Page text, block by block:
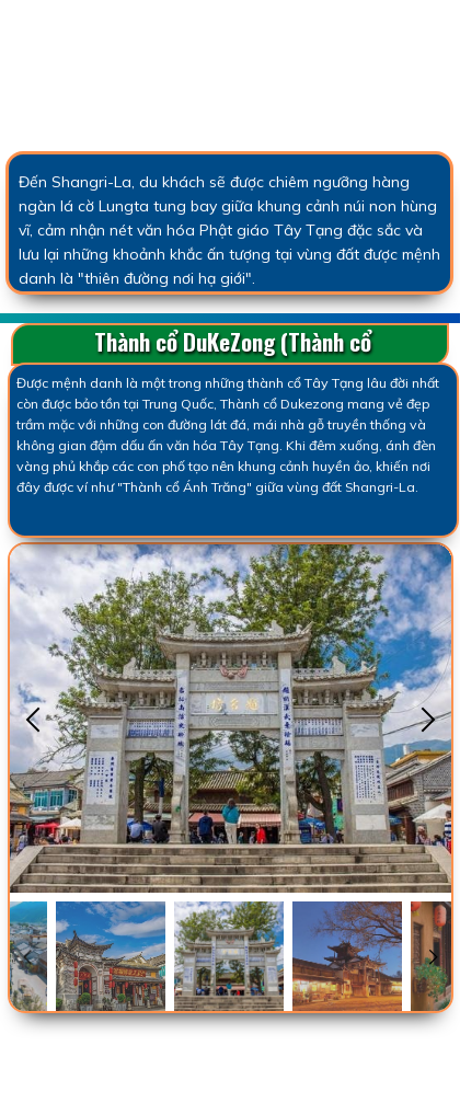
Đến Shangri-La, du khách sẽ được chiêm ngưỡng hàng
ngàn lá cờ Lungta tung bay giữa khung cảnh núi non hùng
vĩ, cảm nhận nét văn hóa Phật giáo Tây Tạng đặc sắc và
lưu lại những khoảnh khắc ấn tượng tại vùng đất được mệnh
danh là "thiên đường nơi hạ giới".
Thành cổ DuKeZong (Thành cổ
Ánh Trăng)
Được mệnh danh là một trong những thành cổ Tây Tạng lâu đời nhất
còn được bảo tồn tại Trung Quốc, Thành cổ Dukezong mang vẻ đẹp
trầm mặc với những con đường lát đá, mái nhà gỗ truyền thống và
không gian đậm dấu ấn văn hóa Tây Tạng. Khi đêm xuống, ánh đèn
vàng phủ khắp các con phố tạo nên khung cảnh huyền ảo, khiến nơi
đây được ví như "Thành cổ Ánh Trăng" giữa vùng đất Shangri-La.